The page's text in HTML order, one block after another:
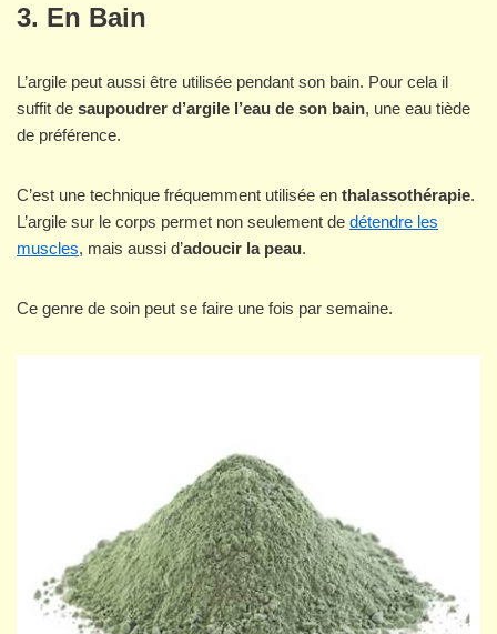
3. En Bain
L’argile peut aussi être utilisée pendant son bain. Pour cela il
suffit de saupoudrer d’argile l’eau de son bain, une eau tiède
de préférence.
C’est une technique fréquemment utilisée en thalassothérapie.
L’argile sur le corps permet non seulement de détendre les
muscles, mais aussi d’adoucir la peau.
Ce genre de soin peut se faire une fois par semaine.